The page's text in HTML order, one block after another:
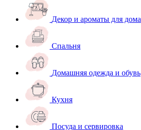
Декор и ароматы для дома
Спальня
Домашняя одежда и обувь
Кухня
Посуда и сервировка